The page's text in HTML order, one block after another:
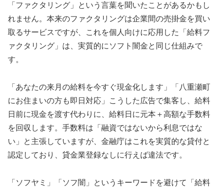
「ファクタリング」という言葉を聞いたことがあるかもし
れません。本来のファクタリングは企業間の売掛金を買い
取るサービスですが、これを個人向けに応用した「給料フ
ァクタリング」は、実質的にソフト闇金と同じ仕組みで
す。
「あなたの来月の給料を今すぐ現金化します」「八重瀬町
にお住まいの方も即日対応」こうした広告で集客し、給料
日前に現金を渡す代わりに、給料日に元本＋高額な手数料
を回収します。手数料は「融資ではないから利息ではな
い」と主張していますが、金融庁はこれを実質的な貸付と
認定しており、貸金業登録なしに行えば違法です。
「ソフヤミ」「ソフ闇」というキーワードを避けて「給料